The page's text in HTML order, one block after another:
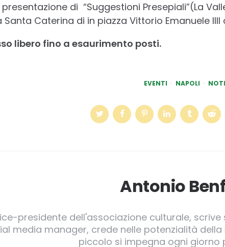
di “Suggestioni Presepiali”(La
Santa Caterina di in piazza Vittorio Emanuele
libero fino a esaurimento posti.
EVENTI NAPOLI
Antonio
presidente dell'associazione culturale, scrive
media manager, crede nelle potenzialità
piccolo si impegna ogni giorno